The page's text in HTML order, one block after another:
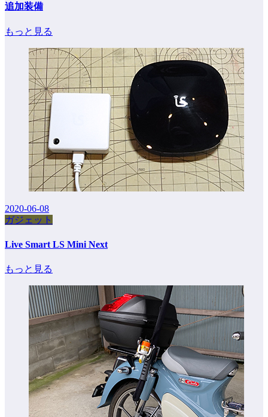
追加装備
もっと見る
2020-06-08
ガジェット
Live Smart LS Mini Next
もっと見る